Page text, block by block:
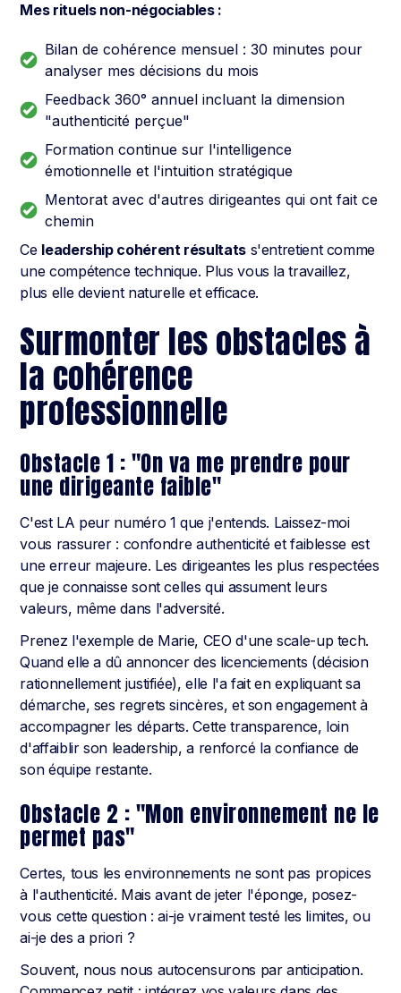
Mes rituels non-négociables :
Bilan de cohérence mensuel : 30 minutes pour
analyser mes décisions du mois
Feedback 360° annuel incluant la dimension
"authenticité perçue"
Formation continue sur l'intelligence
émotionnelle et l'intuition stratégique
Mentorat avec d'autres dirigeantes qui ont fait ce
chemin
Ce leadership cohérent résultatss'entretient comme
une compétence technique. Plus vous la travaillez,
plus elle devient naturelle et efficace.
Surmonter les obstacles à
la cohérence
professionnelle
Obstacle 1 : "On va me prendre pour
une dirigeante faible"
C'est LA peur numéro 1 que j'entends. Laissez-moi
vous rassurer : confondre authenticité et faiblesse est
une erreur majeure. Les dirigeantes les plus respectées
que je connaisse sont celles qui assument leurs
valeurs, même dans l'adversité.
Prenez l'exemple de Marie, CEO d'une scale-up tech.
Quand elle a dû annoncer des licenciements (décision
rationnellement justifiée), elle l'a fait en expliquant sa
démarche, ses regrets sincères, et son engagement à
accompagner les départs. Cette transparence, loin
d'affaiblir son leadership, a renforcé la confiance de
son équipe restante.
Obstacle 2 : "Mon environnement ne le
permet pas"
Certes, tous les environnements ne sont pas propices
à l'authenticité. Mais avant de jeter l'éponge, posez-
vous cette question : ai-je vraiment testé les limites, ou
ai-je des a priori ?
Souvent, nous nous autocensurons par anticipation.